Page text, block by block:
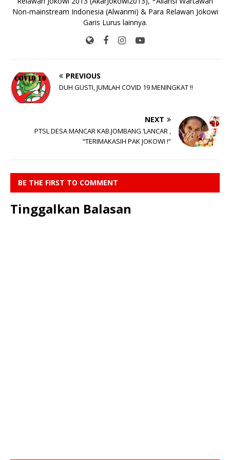
Non-mainstream Indonesia (Alwanmi) & Para Relawan Jokowi
Garis Lurus lainnya.
PREVIOUS
DUH GUSTI, JUMLAH COVID 19 MENINGKAT !!
NEXT
PTSL DESA MANCAR KAB.JOMBANG ‘LANCAR ,
“TERIMAKASIH PAK JOKOWI !”
BE THE FIRST TO COMMENT
Tinggalkan Balasan